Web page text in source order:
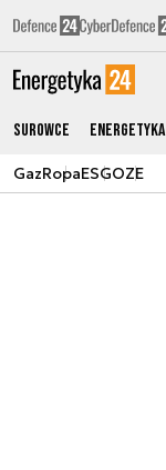
Surowce Energetyka
GazRopaESGOZE